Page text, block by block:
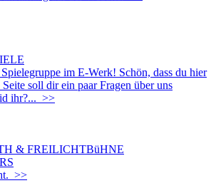
im E-Werk! Schön, dass du hier
soll dir ein paar Fragen über uns
ihr?... >>
& FREILICHTBüHNE
>>